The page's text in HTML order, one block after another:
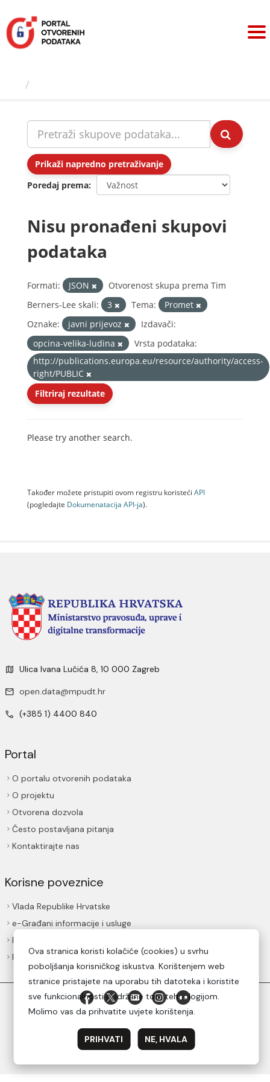
sadržaj
Prikaži napredno pretraživanje
Poredaj prema
Nisu pronađeni skupovi
podataka
Formati: JSON
Otvorenost skupa prema Tim
Berners-Lee skali:
3 Tema:
Promet
Oznake:
javni prijevoz
Izdavači:
opcina-velika-ludina
Vrsta podataka:
http://publications.europa.eu/resource/authority/access-
right/PUBLIC
Filtriraj rezultate
Please try another search.
Također možete pristupiti ovom registru koristeći API
(pogledajte Dokumenаtаcijа API-jа).